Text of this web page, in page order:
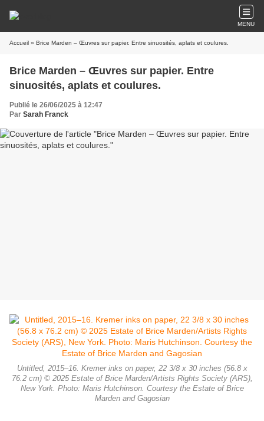
MENU
Accueil » Brice Marden – Œuvres sur papier. Entre sinuosités, aplats et coulures.
Brice Marden – Œuvres sur papier. Entre
sinuosités, aplats et coulures.
Publié le 26/06/2025 à 12:47
Par Sarah Franck
Untitled, 2015–16. Kremer inks on paper, 22 3/8 x 30 inches (56.8 x
76.2 cm) © 2025 Estate of Brice Marden/Artists Rights Society (ARS),
New York. Photo: Maris Hutchinson. Courtesy the Estate of Brice
Marden and Gagosian